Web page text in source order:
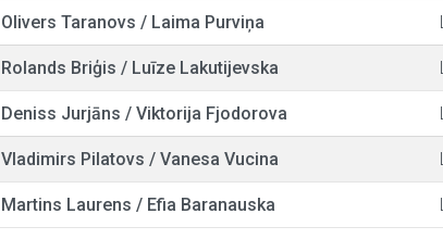
Olivers Taranovs / Laima Purviņa
Rolands Briģis / Luīze Lakutijevska
Deniss Jurjāns / Viktorija Fjodorova
Vladimirs Pilatovs / Vanesa Vucina
Martins Laurens / Efia Baranauska